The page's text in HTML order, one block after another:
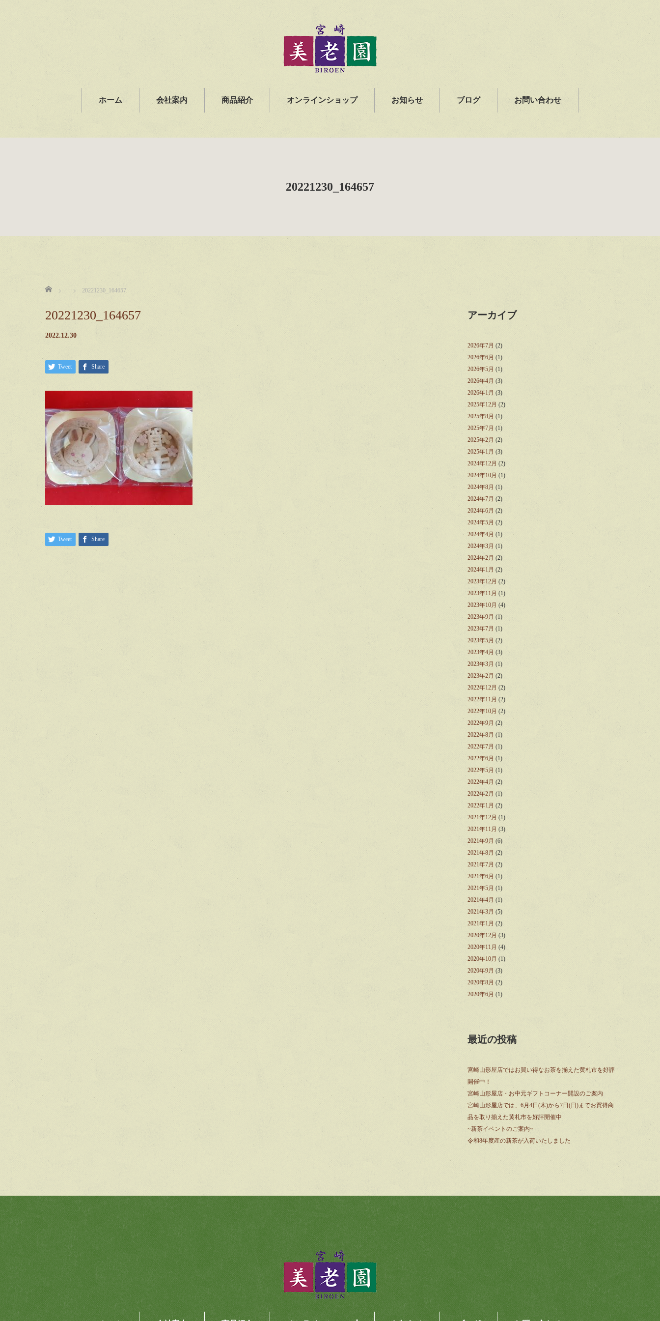
ホーム 会社案内 商品紹介 オンラインショップ お知らせ ブログ お問い合わせ
20221230_164657
ホーム 20221230_164657
20221230_164657
2022.12.30
Tweet Share
Tweet Share
アーカイブ
2026年7月 (2)
2026年6月 (1)
2026年5月 (1)
2026年4月 (3)
2026年1月 (3)
2025年12月 (2)
2025年8月 (1)
2025年7月 (1)
2025年2月 (2)
2025年1月 (3)
2024年12月 (2)
2024年10月 (1)
2024年8月 (1)
2024年7月 (2)
2024年6月 (2)
2024年5月 (2)
2024年4月 (1)
2024年3月 (1)
2024年2月 (2)
2024年1月 (2)
2023年12月 (2)
2023年11月 (1)
2023年10月 (4)
2023年9月 (1)
2023年7月 (1)
2023年5月 (2)
2023年4月 (3)
2023年3月 (1)
2023年2月 (2)
2022年12月 (2)
2022年11月 (2)
2022年10月 (2)
2022年9月 (2)
2022年8月 (1)
2022年7月 (1)
2022年6月 (1)
2022年5月 (1)
2022年4月 (2)
2022年2月 (1)
2022年1月 (2)
2021年12月 (1)
2021年11月 (3)
2021年9月 (6)
2021年8月 (2)
2021年7月 (2)
2021年6月 (1)
2021年5月 (1)
2021年4月 (1)
2021年3月 (5)
2021年1月 (2)
2020年12月 (3)
2020年11月 (4)
2020年10月 (1)
2020年9月 (3)
2020年8月 (2)
2020年6月 (1)
最近の投稿
宮崎山形屋店ではお買い得なお茶を揃えた黄札市を好評
開催中！
宮崎山形屋店・お中元ギフトコーナー開設のご案内
宮崎山形屋店では、6月4日(木)から7日(日)までお買得商
品を取り揃えた黄札市を好評開催中
~新茶イベントのご案内~
令和8年度産の新茶が入荷いたしました